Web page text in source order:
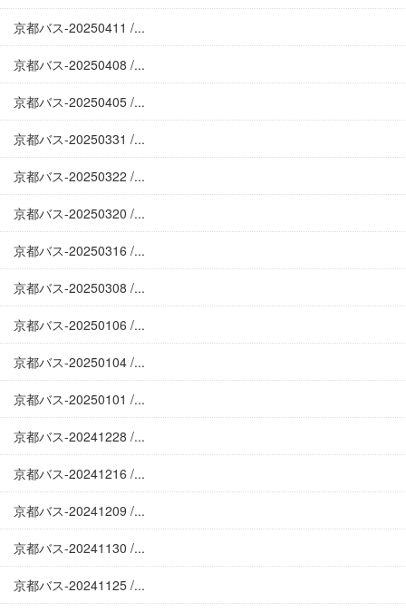
京都バス-20250411 /...
京都バス-20250408 /...
京都バス-20250405 /...
京都バス-20250331 /...
京都バス-20250322 /...
京都バス-20250320 /...
京都バス-20250316 /...
京都バス-20250308 /...
京都バス-20250106 /...
京都バス-20250104 /...
京都バス-20250101 /...
京都バス-20241228 /...
京都バス-20241216 /...
京都バス-20241209 /...
京都バス-20241130 /...
京都バス-20241125 /...